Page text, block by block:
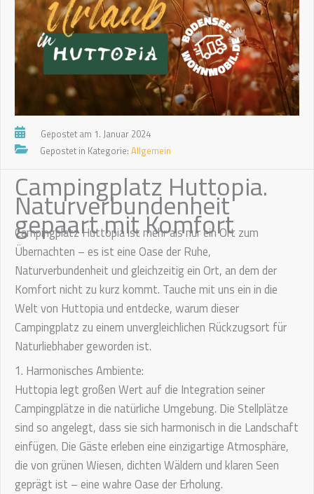
Gepostet am 1. Januar 2024
Gepostet in Kategorie: Allgemein
Campingplatz Huttopia.
Naturverbundenheit
gepaart mit Komfort
Campingplatz Huttopia ist mehr als nur ein Ort zum
Übernachten – es ist eine Oase der Ruhe,
Naturverbundenheit und gleichzeitig ein Ort, an dem der
Komfort nicht zu kurz kommt. Tauche mit uns ein in die
Welt von Huttopia und entdecke, warum dieser
Campingplatz zu einem unvergleichlichen Rückzugsort für
Naturliebhaber geworden ist.
1. Harmonisches Ambiente:
Huttopia legt großen Wert auf die Integration seiner
Campingplätze in die natürliche Umgebung. Die Stellplätze
sind so angelegt, dass sie sich harmonisch in die Landschaft
einfügen. Die Gäste erleben eine einzigartige Atmosphäre,
die von grünen Wiesen, dichten Wäldern und klaren Seen
geprägt ist – eine wahre Oase der Erholung.